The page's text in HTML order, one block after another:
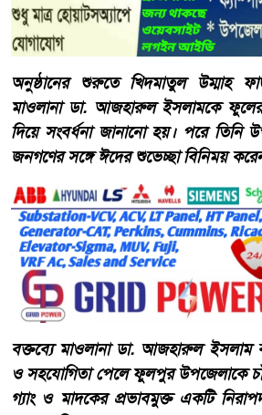
অনুষ্ঠানের শুরুতে খিদমাতুল উম্মাহ
মাওলানা ডা. আজহারুল ইসলামকে
দিয়ে সংবর্ধনা জানানো হয়। পরে তিনি
জনগণের সঙ্গে ঈদের শুভেচ্ছা বিনিময়
বক্তব্যে মাওলানা ডা. আজহারুল ইসলাম
ও সহযোগিতা পেলে ফুলপুর উপজেলাকে
গ্যাং ও মাদকের প্রভাবমুক্ত একটি